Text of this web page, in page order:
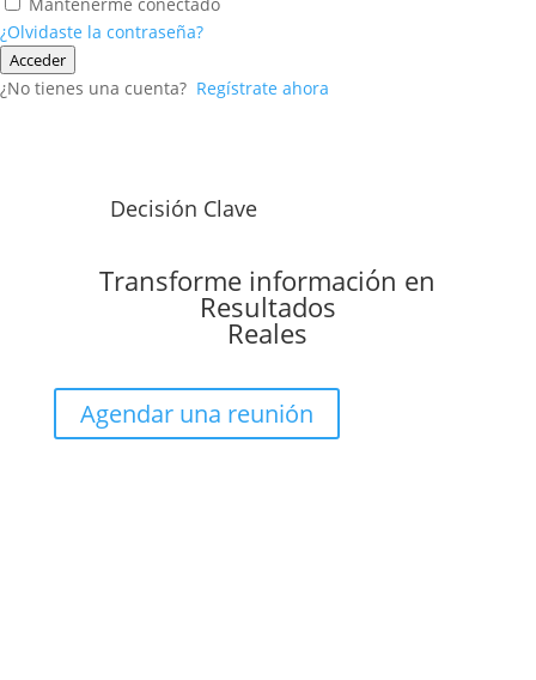
¿Olvidaste la contraseña?
Acceder
¿No tienes una cuenta? Regístrate ahora
Decisión Clave
Transforme información en
Resultados
Reales
Agendar una reunión